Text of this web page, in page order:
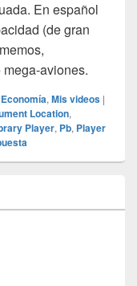
En español
(de gran
aviones.
Economía, Mis videos |
Location,
Player, Pb, Player